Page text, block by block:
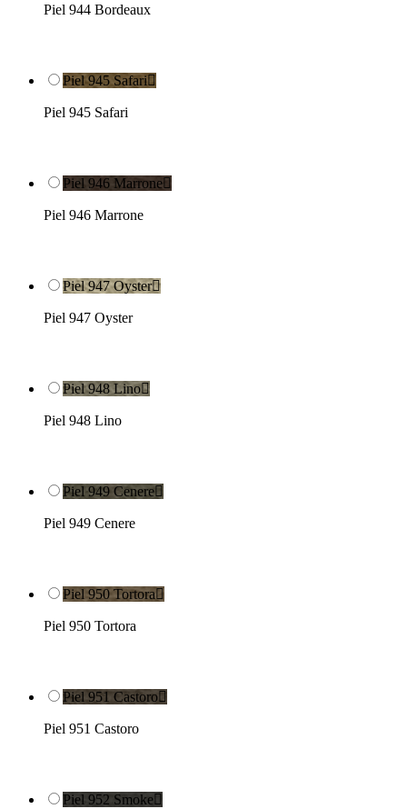
Piel 944 Bordeaux
Piel 945 Safari
Piel 945 Safari
Piel 946 Marrone
Piel 946 Marrone
Piel 947 Oyster
Piel 947 Oyster
Piel 948 Lino
Piel 948 Lino
Piel 949 Cenere
Piel 949 Cenere
Piel 950 Tortora
Piel 950 Tortora
Piel 951 Castoro
Piel 951 Castoro
Piel 952 Smoke